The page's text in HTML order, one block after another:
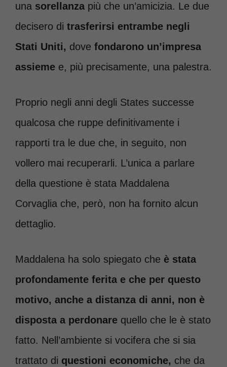
una sorellanza più che un’amicizia. Le due
decisero di trasferirsi entrambe negli
Stati Uniti, dove fondarono un’impresa
assieme e, più precisamente, una palestra.
Proprio negli anni degli States successe
qualcosa che ruppe definitivamente i
rapporti tra le due che, in seguito, non
vollero mai recuperarli. L’unica a parlare
della questione è stata Maddalena
Corvaglia che, però, non ha fornito alcun
dettaglio.
Maddalena ha solo spiegato che è stata
profondamente ferita e che per questo
motivo, anche a distanza di anni, non è
disposta a perdonare quello che le è stato
fatto. Nell’ambiente si vocifera che si sia
trattato di questioni economiche, che da